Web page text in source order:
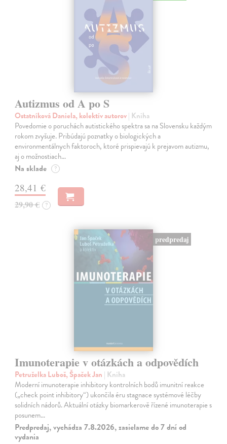
Autizmus od A po S
Ostatníková Daniela, kolektív autorov| Kniha
Povedomie o poruchách autistického spektra sa na Slovensku každým
rokom zvyšuje. Pribúdajú poznatky o biologických a
environmentálnych faktoroch, ktoré prispievajú k prejavom autizmu,
aj o možnostiach…
Na sklade ?
28,41 €
29,90 € ?
predpredaj
Imunoterapie v otázkách a odpovědích
Petruželka Luboš, Špaček Jan | Kniha
Moderní imunoterapie inhibitory kontrolních bodů imunitní reakce
(„check point inhibitory“) ukončila éru stagnace systémové léčby
solidních nádorů. Aktuální otázky biomarkerově řízené imunoterapie s
posunem…
Predpredaj, vychádza 7.8.2026, zasielame do 7 dní od
vydania